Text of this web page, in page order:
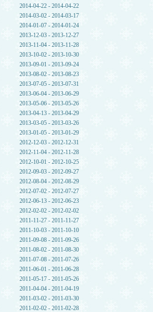
2014-04-22 - 2014-04-22
2014-03-02 - 2014-03-17
2014-01-07 - 2014-01-24
2013-12-03 - 2013-12-27
2013-11-04 - 2013-11-28
2013-10-02 - 2013-10-30
2013-09-01 - 2013-09-24
2013-08-02 - 2013-08-23
2013-07-05 - 2013-07-31
2013-06-04 - 2013-06-29
2013-05-06 - 2013-05-26
2013-04-13 - 2013-04-29
2013-03-05 - 2013-03-26
2013-01-05 - 2013-01-29
2012-12-03 - 2012-12-31
2012-11-04 - 2012-11-28
2012-10-01 - 2012-10-25
2012-09-03 - 2012-09-27
2012-08-04 - 2012-08-29
2012-07-02 - 2012-07-27
2012-06-13 - 2012-06-23
2012-02-02 - 2012-02-02
2011-11-27 - 2011-11-27
2011-10-03 - 2011-10-10
2011-09-08 - 2011-09-26
2011-08-02 - 2011-08-30
2011-07-08 - 2011-07-26
2011-06-01 - 2011-06-28
2011-05-17 - 2011-05-26
2011-04-04 - 2011-04-19
2011-03-02 - 2011-03-30
2011-02-02 - 2011-02-28